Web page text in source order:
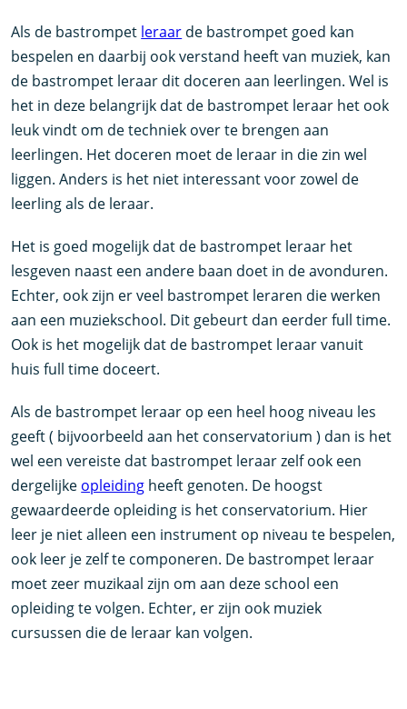
Als de bastrompet leraar de bastrompet goed kan
bespelen en daarbij ook verstand heeft van muziek, kan
de bastrompet leraar dit doceren aan leerlingen. Wel is
het in deze belangrijk dat de bastrompet leraar het ook
leuk vindt om de techniek over te brengen aan
leerlingen. Het doceren moet de leraar in die zin wel
liggen. Anders is het niet interessant voor zowel de
leerling als de leraar.
Het is goed mogelijk dat de bastrompet leraar het
lesgeven naast een andere baan doet in de avonduren.
Echter, ook zijn er veel bastrompet leraren die werken
aan een muziekschool. Dit gebeurt dan eerder full time.
Ook is het mogelijk dat de bastrompet leraar vanuit
huis full time doceert.
Als de bastrompet leraar op een heel hoog niveau les
geeft ( bijvoorbeeld aan het conservatorium ) dan is het
wel een vereiste dat bastrompet leraar zelf ook een
dergelijke opleiding heeft genoten. De hoogst
gewaardeerde opleiding is het conservatorium. Hier
leer je niet alleen een instrument op niveau te bespelen,
ook leer je zelf te componeren. De bastrompet leraar
moet zeer muzikaal zijn om aan deze school een
opleiding te volgen. Echter, er zijn ook muziek
cursussen die de leraar kan volgen.